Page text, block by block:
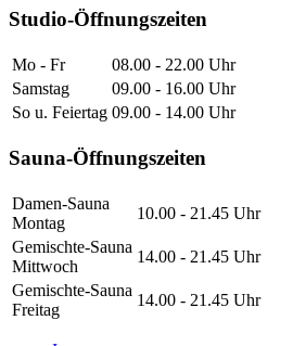
Studio-Öffnungszeiten
Mo - Fr
08.00 - 22.00 Uhr
Samstag
09.00 - 16.00 Uhr
So u. Feiertag 09.00 - 14.00 Uhr
Sauna-Öffnungszeiten
Damen-Sauna
Montag
10.00 - 21.45 Uhr
Gemischte-Sauna
Mittwoch
14.00 - 21.45 Uhr
Gemischte-Sauna
Freitag
14.00 - 21.45 Uhr